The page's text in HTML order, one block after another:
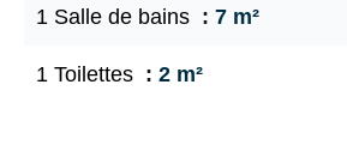
1 Salle de bains 7 m²
1 Toilettes 2 m²